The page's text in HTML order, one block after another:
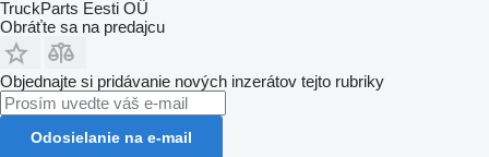
TruckParts Eesti OÜ
Obráťte sa na predajcu
Objednajte si pridávanie nových inzerátov tejto rubriky
Odosielanie na e-mail